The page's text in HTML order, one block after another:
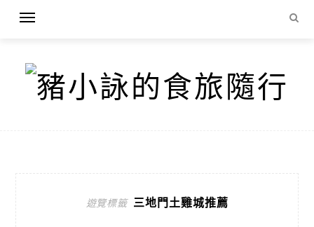
遊覽標籤 三地門土雞城推薦